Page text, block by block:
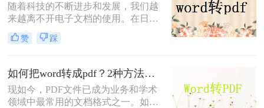
word转pdf怎样格式不乱呢？下面将为
您一一解答。
随着科技的不断进步和发展，我们越
来越离不开电子文档的使用。在日常
工作和学习中，我们可能需要将自己
编辑的Word文档转换为PDF格式，以
word文档如何保存为pdf格式呢？本文
将介绍三种简单的方法，帮助您将
Word文档保存为PDF格式。
赞 踩
如何把word转成pdf？2种方法帮你轻松转换！
现如今，PDF文件已成为业务和学术
领域中最常用的文档格式之一。如果